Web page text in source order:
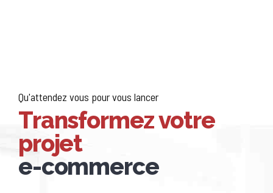
Qu'attendez vous pour vous lancer
Transformez votre
projet
e-commerce